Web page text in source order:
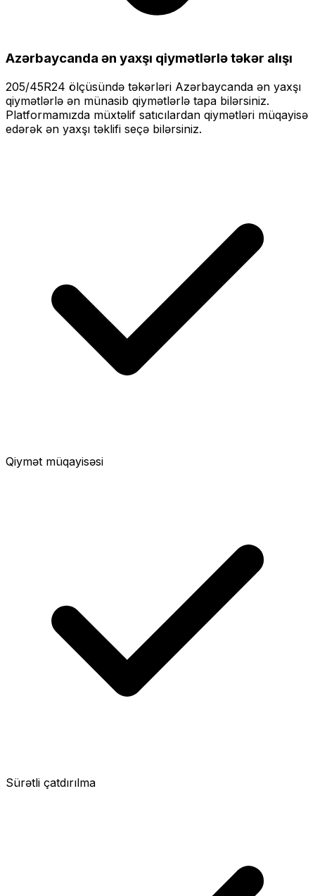
Azərbaycanda ən yaxşı qiymətlərlətəkər alışı
205/45R24 ölçüsündə təkərləri Azərbaycanda ən yaxşı
qiymətlərlə ən münasib qiymətlərlə tapa bilərsiniz.
Platformamızda müxtəlif satıcılardan qiymətləri müqayisə
edərək ən yaxşı təklifi seçə bilərsiniz.
Qiymət müqayisəsi
Sürətli çatdırılma